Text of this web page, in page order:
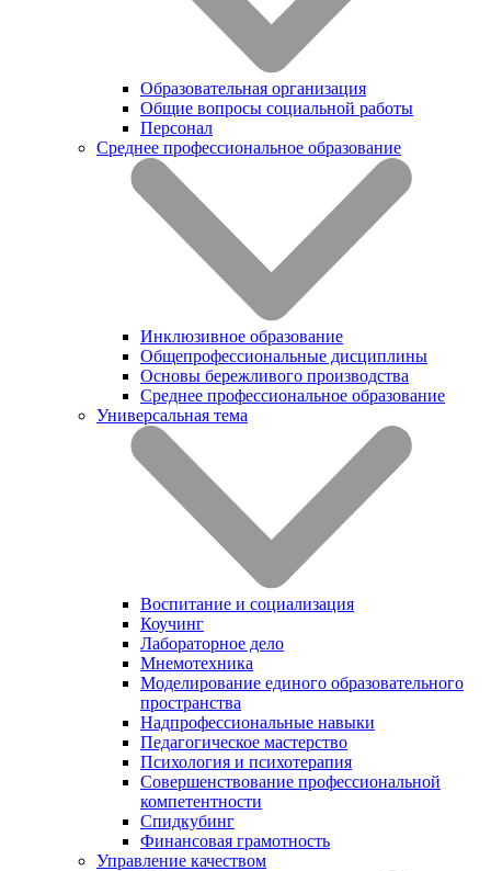
Образовательная организация
Общие вопросы социальной работы
Персонал
Среднее профессиональное образование
Инклюзивное образование
Общепрофессиональные дисциплины
Основы бережливого производства
Среднее профессиональное образование
Универсальная тема
Воспитание и социализация
Коучинг
Лабораторное дело
Мнемотехника
Моделирование единого образовательного
пространства
Надпрофессиональные навыки
Педагогическое мастерство
Психология и психотерапия
Совершенствование профессиональной
компетентности
Спидкубинг
Финансовая грамотность
Управление качеством